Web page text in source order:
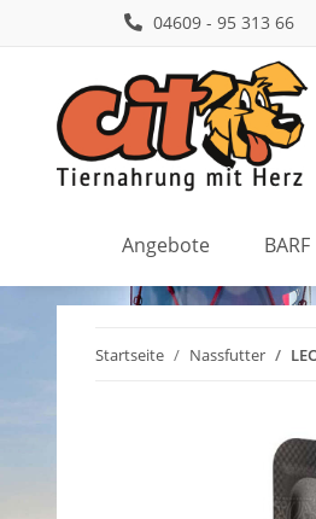
04609 - 95 313 66
Angebote BARF
Startseite Nassfutter